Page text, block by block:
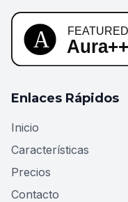
Enlaces Rápidos
Inicio
Características
Precios
Contacto